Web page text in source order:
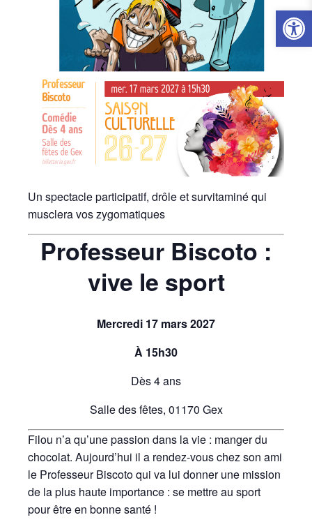
Ouvrir
Un spectacle participatif, drôle et survitaminé qui
musclera vos zygomatiques
Professeur Biscoto :
vive le sport
Mercredi 17 mars 2027
À 15h30
Dès 4 ans
Salle des fêtes, 01170 Gex
Filou n’a qu’une passion dans la vie : manger du
chocolat. Aujourd’hui il a rendez-vous chez son ami
le Professeur Biscoto qui va lui donner une mission
de la plus haute importance : se mettre au sport
pour être en bonne santé !